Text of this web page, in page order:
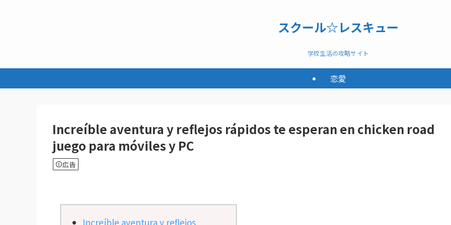
スクール☆レスキュー
学校生活の攻略サイト
恋愛
Increíble aventura y reflejos rápidos te esperan en chicken road
juego para móviles y PC
広告
Increíble aventura y reflejos